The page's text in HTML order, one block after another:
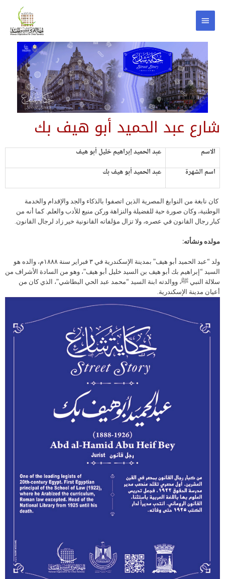
شارع عبد الحميد أبو هيف بك
الاسم
عبد الحميد إبراهيم خليل أبو هيف
اسم الشهرة
عبد الحميد أبو هيف بك
كان نابغة من النوابغ المصرية الذين اتصفوا بالذكاء والجد والإقدام والخدمة
الوطنية، وكان صورة حية للفضيلة والنزاهة وركن منيع للأدب والعلم. كما أنه من
كبار رجال القانون في عصره، ولا تزال مؤلفاته القانونية خير زاد لرجال القانون.
مولده ونشأته:
ولد “عبد الحميد أبو هيف” بمدينة الإسكندرية في ٣ فبراير سنة ١٨٨٨م، والده هو
السيد “إبراهيم بك أبو هيف بن السيد خليل أبو هيف”، وهو من السادة الأشراف من
سلالة النبي ﷺ، ووالدته ابنة السيد “محمد عبد الحي البطاشي”، الذي كان من
أعيان مدينة الإسكندرية.